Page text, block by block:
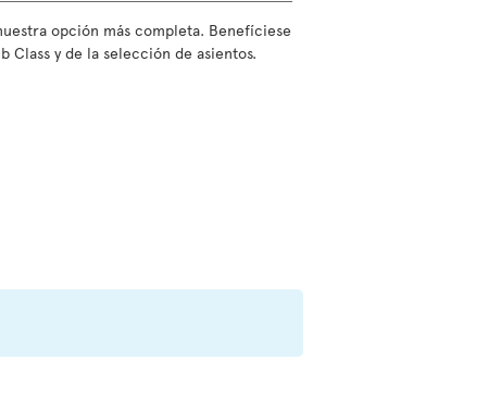
opción más completa. Benefíciese
Class y de la selección de asientos.